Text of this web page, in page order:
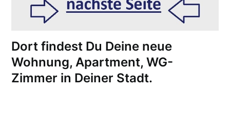
Dort findest Du Deine neue
Wohnung, Apartment, WG-
Zimmer in Deiner Stadt.